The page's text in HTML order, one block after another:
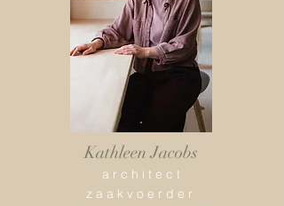
Kathleen Jacobs
a r c h i t e c t
z a a k v o e r d e r